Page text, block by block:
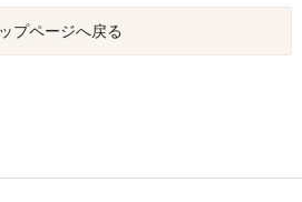
プページへ戻る